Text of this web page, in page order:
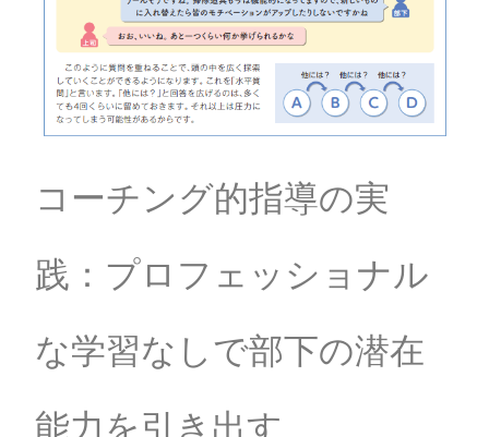
コーチング的指導の実
践：プロフェッショナル
な学習なしで部下の潜在
能力を引き出す